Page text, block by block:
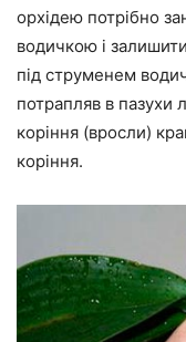
орхідею потрібно
водичкою і
під струменем
потрапляв в пазухи
коріння (вросли)
коріння.